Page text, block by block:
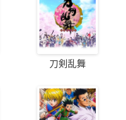
刀剣乱舞